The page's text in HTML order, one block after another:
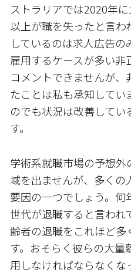
ストラリアでは2020年
以上が職を失ったと言わ
しているのは求人広告
雇用するケースが多い
コメントできませんが
たことは私も承知してい
のでも状況は改善してい
す。
学術系就職市場の予想
域を出ませんが、多く
要因の一つでしょう。何
世代が退職すると言われ
齢者の退職をこれほど
す。おそらく彼らの大
用しなければならなく